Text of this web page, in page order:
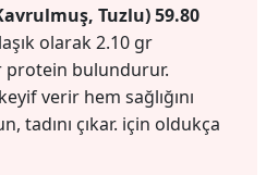
Tuzlu) 59.80
olarak 2.10 gr
protein bulundurur.
verir hem sağlığını
tadını çıkar. için oldukça